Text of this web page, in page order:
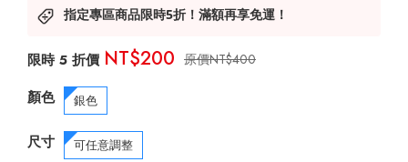
指定專區商品限時5折！滿額再享免運！
NT$400
NT$200
顏色 銀色
尺寸 可任意調整